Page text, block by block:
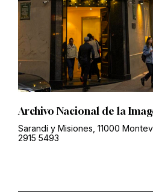
Archivo Nacional de la
Sarandí y Misiones, 11000
2915 5493